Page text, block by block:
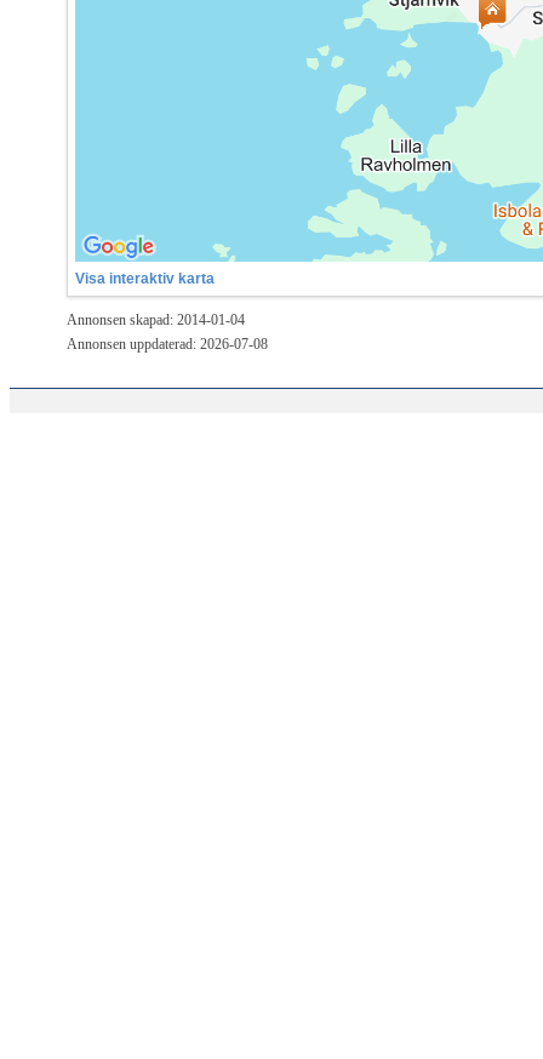
Visa interaktiv karta
Annonsen skapad: 2014-01-04
Annonsen uppdaterad: 2026-07-08